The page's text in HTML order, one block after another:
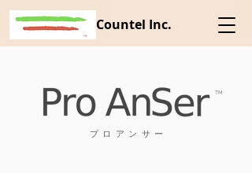
Countel Inc.
TM
プロアンサー